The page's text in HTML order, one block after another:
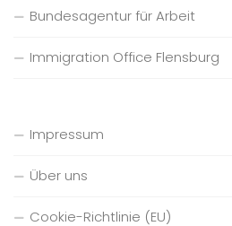
Bundesagentur für Arbeit
Immigration Office Flensburg
Impressum
Über uns
Cookie-Richtlinie (EU)